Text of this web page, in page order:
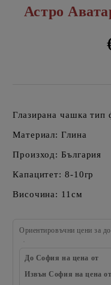
Астро
Глазирана чашка тип
Материал: Глина
Произход: България
Капацитет: 8-10гр
Височина: 11см
Ориентировъчни цени за
До София на цена от
Извън София на цена от